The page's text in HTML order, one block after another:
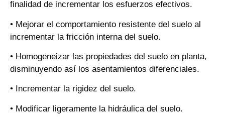
finalidad de incrementar los esfuerzos efectivos.
• Mejorar el comportamiento resistente del suelo al
incrementar la fricción interna del suelo.
• Homogeneizar las propiedades del suelo en planta,
disminuyendo así los asentamientos diferenciales.
• Incrementar la rigidez del suelo.
• Modificar ligeramente la hidráulica del suelo.